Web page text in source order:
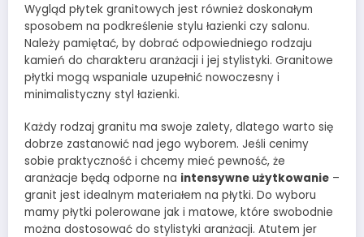
Wygląd płytek granitowych jest również doskonałym
sposobem na podkreślenie stylu łazienki czy salonu.
Należy pamiętać, by dobrać odpowiedniego rodzaju
kamień do charakteru aranżacji i jej stylistyki. Granitowe
płytki mogą wspaniale uzupełnić nowoczesny i
minimalistyczny styl łazienki.
Każdy rodzaj granitu ma swoje zalety, dlatego warto się
dobrze zastanowić nad jego wyborem. Jeśli cenimy
sobie praktyczność i chcemy mieć pewność, że
aranżacje będą odporne na intensywne użytkowanie –
granit jest idealnym materiałem na płytki. Do wyboru
mamy płytki polerowane jak i matowe, które swobodnie
można dostosować do stylistyki aranżacji. Atutem jer